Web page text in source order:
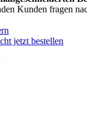
Kunden fragen
jetzt bestellen